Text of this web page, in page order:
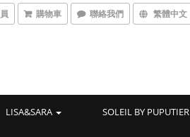
購物車 聯絡我們 繁體中文
LISA&SARA SOLEIL BY PUPUTIER